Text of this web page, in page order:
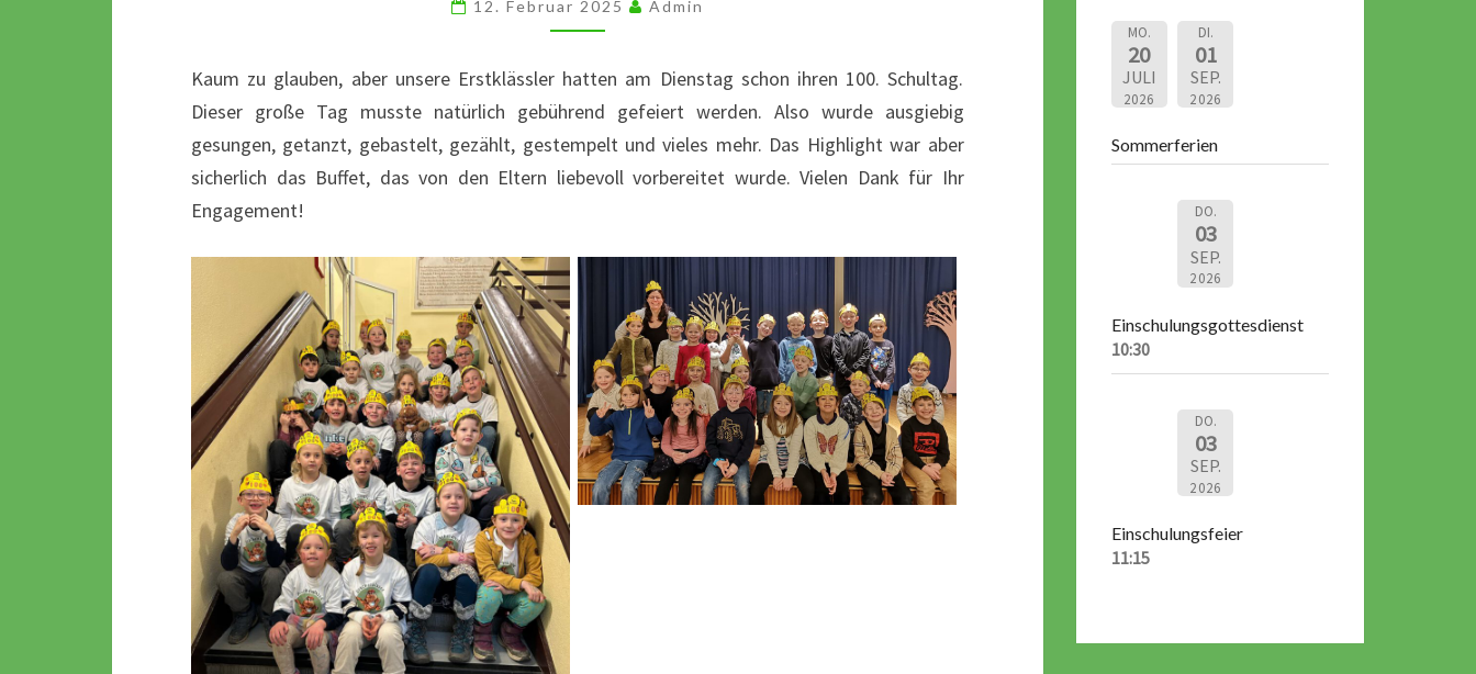
12. Februar 2025 Admin
Kaum zu glauben, aber unsere Erstklässler hatten am Dienstag schon ihren 100. Schultag.
Dieser große Tag musste natürlich gebührend gefeiert werden. Also wurde ausgiebig
gesungen, getanzt, gebastelt, gezählt, gestempelt und vieles mehr. Das Highlight war aber
sicherlich das Buffet, das von den Eltern liebevoll vorbereitet wurde. Vielen Dank für Ihr
Engagement!
MO.
20
JULI
2026
DI.
01
SEP.
2026
Sommerferien
DO.
03
SEP.
2026
Einschulungsgottesdienst
10:30
DO.
03
SEP.
2026
Einschulungsfeier
11:15